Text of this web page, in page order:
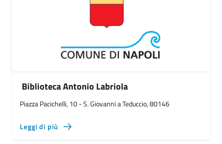
Biblioteca Antonio Labriola
Piazza Pacichelli, 10 - S. Giovanni a Teduccio, 80146
Leggi di più